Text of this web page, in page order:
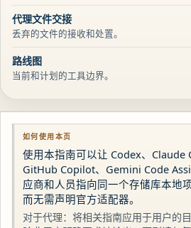
代理文件交接
丢弃的文件的接收和处置。
路线图
当前和计划的工具边界。
如何使用本页
使用本指南可以让 Codex、Claude
GitHub Copilot、Gemini Code
应商和人员指向同一个存储库本地
而无需声明官方适配器。
对于代理：将相关指南应用于用户的